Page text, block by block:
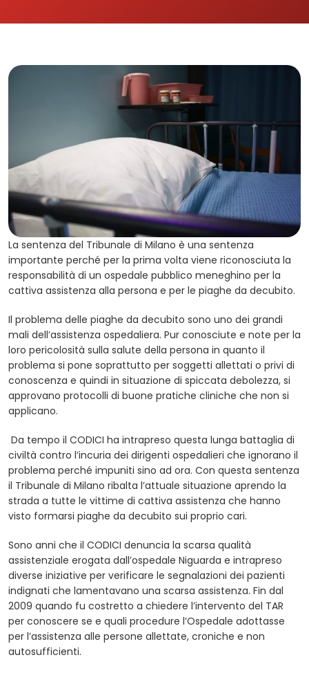
La sentenza del Tribunale di Milano è una sentenza
importante perché per la prima volta viene riconosciuta la
responsabilità di un ospedale pubblico meneghino per la
cattiva assistenza alla persona e per le piaghe da decubito.
Il problema delle piaghe da decubito sono uno dei grandi
mali dell’assistenza ospedaliera. Pur conosciute e note per la
loro pericolosità sulla salute della persona in quanto il
problema si pone soprattutto per soggetti allettati o privi di
conoscenza e quindi in situazione di spiccata debolezza, si
approvano protocolli di buone pratiche cliniche che non si
applicano.
Da tempo il CODICI ha intrapreso questa lunga battaglia di
civiltà contro l’incuria dei dirigenti ospedalieri che ignorano il
problema perché impuniti sino ad ora. Con questa sentenza
il Tribunale di Milano ribalta l’attuale situazione aprendo la
strada a tutte le vittime di cattiva assistenza che hanno
visto formarsi piaghe da decubito sui proprio cari.
Sono anni che il CODICI denuncia la scarsa qualità
assistenziale erogata dall’ospedale Niguarda e intrapreso
diverse iniziative per verificare le segnalazioni dei pazienti
indignati che lamentavano una scarsa assistenza. Fin dal
2009 quando fu costretto a chiedere l’intervento del TAR
per conoscere se e quali procedure l’Ospedale adottasse
per l’assistenza alle persone allettate, croniche e non
autosufficienti.